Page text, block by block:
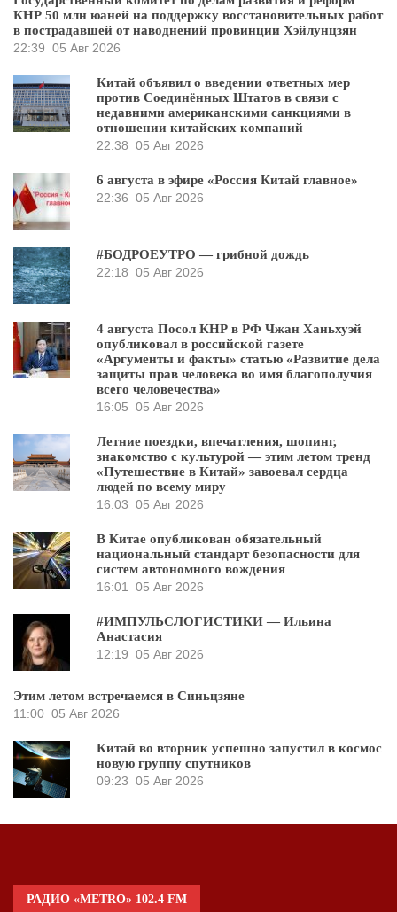
КНР 50 млн юаней на поддержку восстановительных работ
в пострадавшей от наводнений провинции Хэйлунцзян
22:39 05 Авг 2026
Китай объявил о введении ответных мер
против Соединённых Штатов в связи с
недавними американскими санкциями в
отношении китайских компаний
22:38 05 Авг 2026
6 августа в эфире «Россия Китай главное»
22:36 05 Авг 2026
#БОДРОЕУТРО — грибной дождь
22:18 05 Авг 2026
4 августа Посол КНР в РФ Чжан Ханьхуэй
опубликовал в российской газете
«Аргументы и факты» статью «Развитие дела
защиты прав человека во имя благополучия
всего человечества»
16:05 05 Авг 2026
Летние поездки, впечатления, шопинг,
знакомство с культурой — этим летом тренд
«Путешествие в Китай» завоевал сердца
людей по всему миру
16:03 05 Авг 2026
В Китае опубликован обязательный
национальный стандарт безопасности для
систем автономного вождения
16:01
05 Авг 2026
#ИМПУЛЬСЛОГИСТИКИ — Ильина
Анастасия
12:19 05 Авг 2026
Этим летом встречаемся в Синьцзяне
11:00 05 Авг 2026
Китай во вторник успешно запустил в космос
новую группу спутников
09:23 05 Авг 2026
РАДИО «METRO» 102.4 FM